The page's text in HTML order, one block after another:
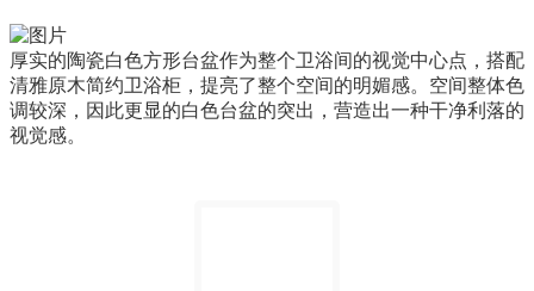
厚实的陶瓷白色方形台盆作为整个卫浴间的视觉中心点，搭配
清雅原木简约卫浴柜，提亮了整个空间的明媚感。空间整体色
调较深，因此更显的白色台盆的突出，营造出一种干净利落的
视觉感。